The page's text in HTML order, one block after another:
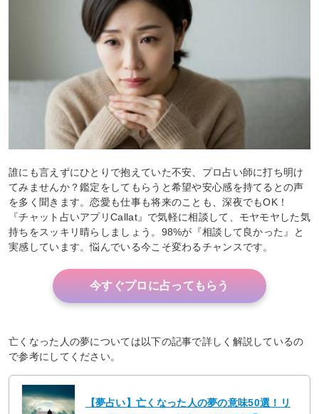
誰にも言えずにひとりで抱えていた不安、プロ占い師に打ち明け
てみませんか？鑑定をしてもらうと希望や安心感を持てるとの声
を多く聞きます。恋愛も仕事も将来のことも、深夜でもOK！
『チャット占いアプリCallat』で気軽に相談して、モヤモヤした気
持ちをスッキリ晴らしましょう。98%が『相談して良かった』と
実感しています。悩んでいる今こそ変わるチャンスです。
今すぐプロに占ってもらう
亡くなった人の夢については以下の記事で詳しく解説しているの
で参考にしてください。
【夢占い】亡くなった人の夢の意味50選！リ